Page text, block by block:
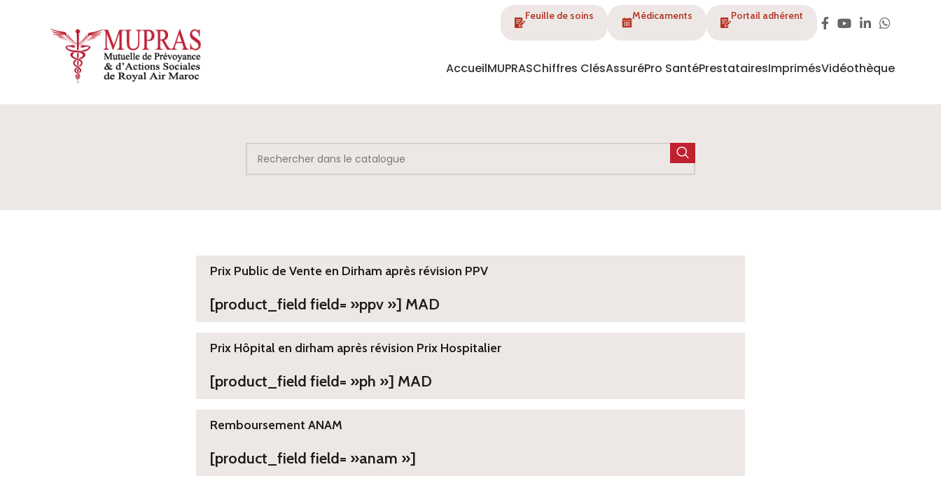
Feuille de soins Médicaments Portail adhérent
AccueilMUPRASChiffres ClésAssuréPro SantéPrestatairesImprimésVidéothèque
Prix Public de Vente en Dirham après révision PPV
[product_field field= »ppv »] MAD
Prix Hôpital en dirham après révision Prix Hospitalier
[product_field field= »ph »] MAD
Remboursement ANAM
[product_field field= »anam »]